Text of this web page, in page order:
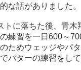
な話がありました。
トに落ちた後、青
練習を一日600～
ためウェッジやパ
パターの練習をし